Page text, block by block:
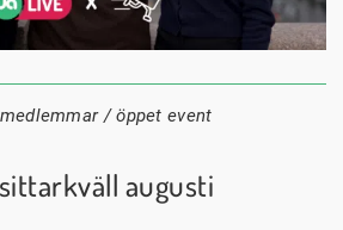
augusti
20:00
/ öppet event
augusti